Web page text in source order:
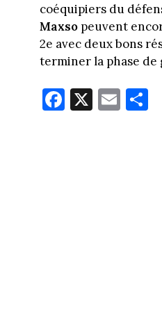
coéquipiers du
Maxsopeuvent
2e avec deux bons
terminer la phase de
Fa
ce
X E
m
Pa